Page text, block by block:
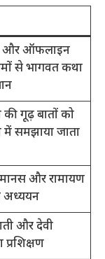
और ऑफलाइन
से भागवत कथा
गूढ़ बातों को
में समझाया जाता
मानस और रामायण
अध्ययन
और देवी